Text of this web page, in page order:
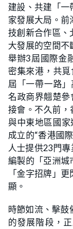
建設、共建「一
家發展大局。
技創新合作區、
大發展的空間不
舉辦3屆國際金
密集來港，共
屆「一帶一路
名政商界翹楚
接會。不久前，
與中東地區國
成立的“香港國
人士提供23門
編製的「亞洲城
「金字招牌」
顯。
時節如流、擊鼓
的發展階段，